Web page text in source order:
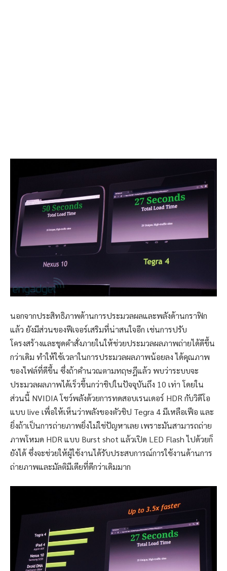
นอกจากประสิทธิภาพด้านการประมวลผลและพลังด้านกราฟิก
แล้ว ยังมีส่วนของฟีเจอร์เสริมที่น่าสนใจอีก เช่นการปรับ
โครงสร้างและชุดคำสั่งภายในให้ช่วยประมวลผลภาพถ่ายได้ดีขึ้น
กว่าเดิม ทำให้ใช้เวลาในการประมวลผลภาพน้อยลง ได้คุณภาพ
ของไฟล์ที่ดีขึ้น ซึ่งถ้าคำนวณตามทฤษฎีแล้ว พบว่าระบบจะ
ประมวลผลภาพได้เร็วขึ้นกว่าชิปในปัจจุบันถึง 10 เท่า โดยใน
ส่วนนี้ NVIDIA โชว์พลังด้วยการทดสอบเรนเดอร์ HDR กับวิดีโอ
แบบ live เพื่อให้เห็นว่าพลังของตัวชิป Tegra 4 มีเหลือเฟือ และ
ยิ่งถ้าเป็นการถ่ายภาพยิ่งไม่ใช่ปัญหาเลย เพราะมันสามารถถ่าย
ภาพโหมด HDR แบบ Burst shot แล้วเปิด LED Flash ไปด้วยก็
ยังได้ ซึ่งจะช่วยให้ผู้ใช้งานได้รับประสบการณ์การใช้งานด้านการ
ถ่ายภาพและมัลติมีเดียที่ดีกว่าเดิมมาก